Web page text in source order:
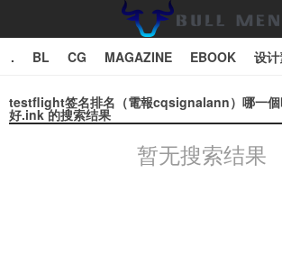
Bull Man斗牛士
. BL CG MAGAZINE EBOOK 设
vector TXT
testflight签名排名（電報cqsignalann）哪一個
好.ink 的搜索结果
暂无搜索结果